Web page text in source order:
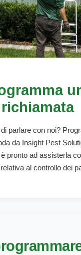
richiamata
parlare con noi?
da Insight Pest
pronto ad assisterla
al controllo dei